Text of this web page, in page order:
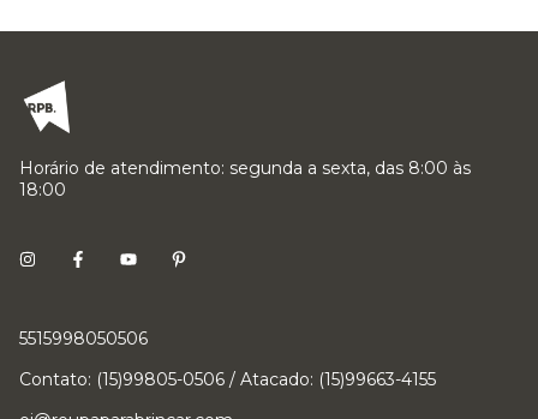
Horário de atendimento: segunda a sexta, das 8:00 às
18:00
5515998050506
Contato: (15)99805-0506 / Atacado: (15)99663-4155